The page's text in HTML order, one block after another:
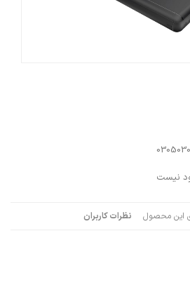
این محصول نظرات کاربران
نیست